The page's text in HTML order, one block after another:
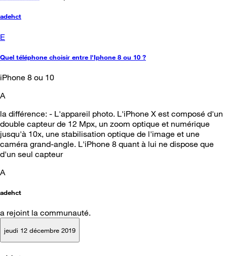
adehct
E
Quel téléphone choisir entre l'Iphone 8 ou 10 ?
iPhone 8 ou 10
A
la différence: - L'appareil photo. L'iPhone X est composé d'un
double capteur de 12 Mpx, un zoom optique et numérique
jusqu'à 10x, une stabilisation optique de l'image et une
caméra grand-angle. L'iPhone 8 quant à lui ne dispose que
d'un seul capteur
A
adehct
a rejoint la communauté.
jeudi 12 décembre 2019